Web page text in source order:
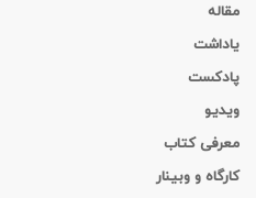
مقاله
یاداشت
پادکست
ویدیو
معرفی کتاب
کارگاه‌ و وبینار